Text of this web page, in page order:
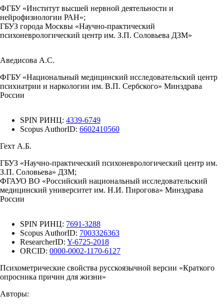
ФГБУ «Институт высшей нервной деятельности и
нейрофизиологии РАН»;
ГБУЗ города Москвы «Научно-практический
психоневрологический центр им. З.П. Соловьева ДЗМ»
Аведисова А.С.
ФГБУ «Национальный медицинский исследовательский центр
психиатрии и наркологии им. В.П. Сербского» Минздрава
России
SPIN РИНЦ: 4339-6749
Scopus AuthorID: 6602410560
Гехт А.Б.
ГБУЗ «Научно-практический психоневрологический центр им.
З.П. Соловьева» ДЗМ;
ФГАУО ВО «Российский национальный исследовательский
медицинский университет им. Н.И. Пирогова» Минздрава
России
SPIN РИНЦ: 7691-3288
Scopus AuthorID: 7003326363
ResearcherID: Y-6725-2018
ORCID: 0000-0002-1170-6127
Психометрические свойства русскоязычной версии «Краткого
опросника причин для жизни»
Авторы: